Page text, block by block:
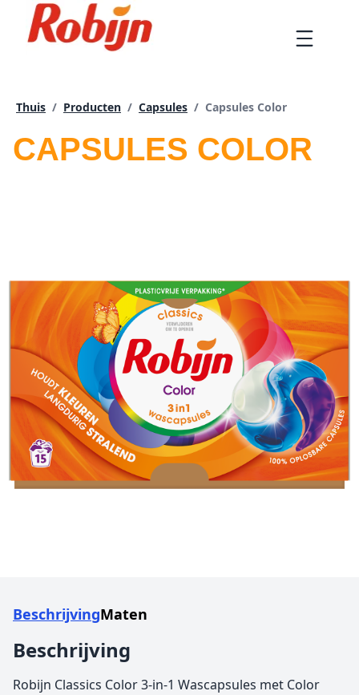
Doorgaan
artikel
Thuis / Producten / Capsules / Huidige pagina:
Capsules Color
CAPSULES COLOR
BeschrijvingMaten
Beschrijving
Robijn Classics Color 3-in-1 Wascapsules met Color